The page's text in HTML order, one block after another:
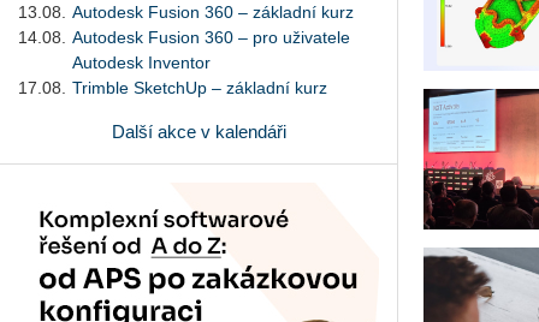
13.08.
Autodesk Fusion 360 – základní kurz
14.08.
Autodesk Fusion 360 – pro uživatele
Autodesk Inventor
17.08.
Trimble SketchUp – základní kurz
Další akce v kalendáři